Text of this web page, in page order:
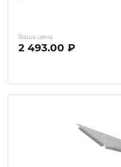
Ваша цена
2 493.00 ₽